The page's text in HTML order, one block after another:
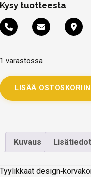
Kysy tuotteesta
1 varastossa
LISÄÄ OSTOSKORIIN
Kuvaus Lisätiedot
Tyylikkäät